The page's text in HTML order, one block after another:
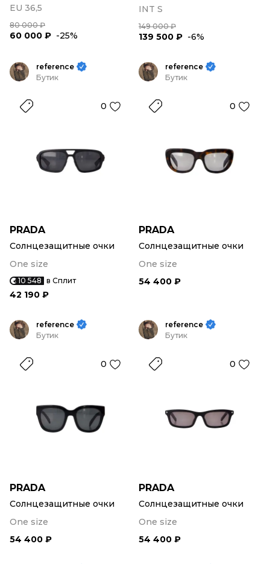
EU 36,5
80 000 ₽
60 000 ₽ -25%
INT S
149 000 ₽
139 500 ₽ -6%
reference
Бутик
0
PRADA
Солнцезащитные очки
One size
10 548 в Сплит
42 190 ₽
reference
Бутик
0
PRADA
Солнцезащитные очки
One size
54 400 ₽
reference
Бутик
0
PRADA
Солнцезащитные очки
One size
54 400 ₽
reference
Бутик
0
PRADA
Солнцезащитные очки
One size
54 400 ₽